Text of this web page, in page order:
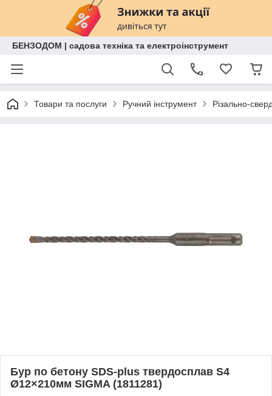
БЕНЗОДОМ | садова техніка та електроінструмент
Товари та послуги Ручний інструмент Різально-
Бур по бетону SDS-plus твердосплав S4
Ø12×210мм SIGMA (1811281)